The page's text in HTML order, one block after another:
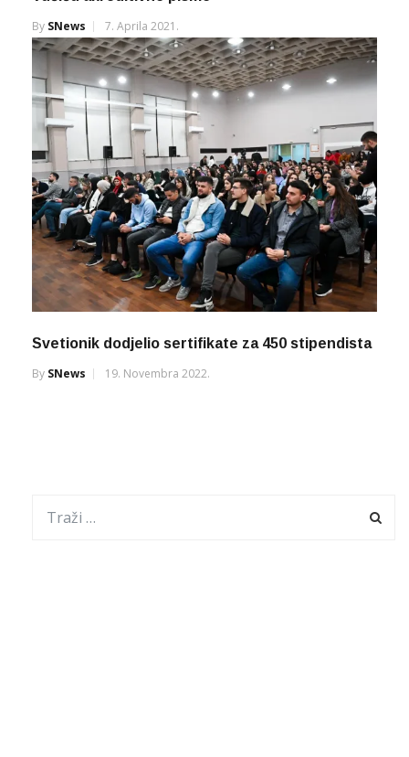
By SNews 7. Aprila 2021.
Svetionik dodjelio sertifikate za 450 stipendista
By SNews 19. Novembra 2022.